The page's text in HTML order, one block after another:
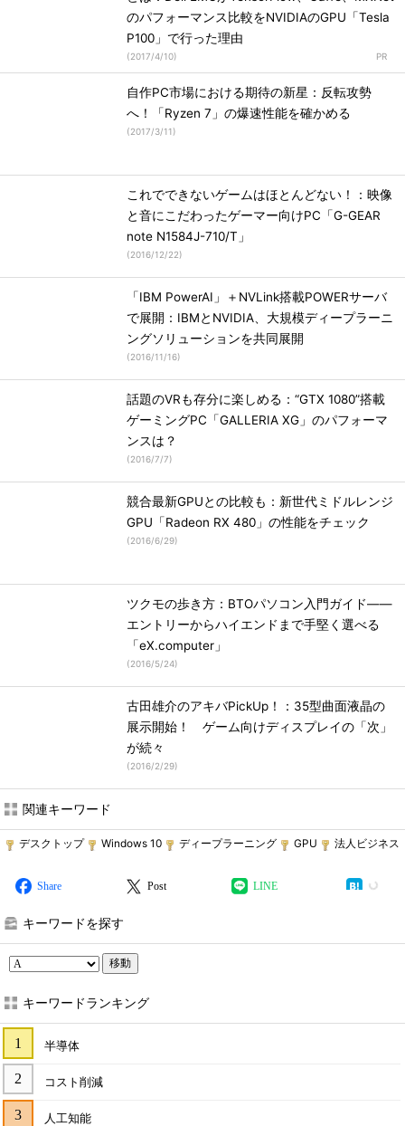
のパフォーマンス比較をNVIDIAのGPU「Tesla
P100」で行った理由
(2017/4/10)
自作PC市場における期待の新星：反転攻勢
へ！「Ryzen 7」の爆速性能を確かめる
(2017/3/11)
これでできないゲームはほとんどない！：映像
と音にこだわったゲーマー向けPC「G-GEAR
note N1584J-710/T」
(2016/12/22)
「IBM PowerAI」＋NVLink搭載POWERサーバ
で展開：IBMとNVIDIA、大規模ディープラーニ
ングソリューションを共同展開
(2016/11/16)
話題のVRも存分に楽しめる：“GTX 1080”搭載
ゲーミングPC「GALLERIA XG」のパフォーマ
ンスは？
(2016/7/7)
競合最新GPUとの比較も：新世代ミドルレンジ
GPU「Radeon RX 480」の性能をチェック
(2016/6/29)
ツクモの歩き方：BTOパソコン入門ガイド――
エントリーからハイエンドまで手堅く選べる
「eX.computer」
(2016/5/24)
古田雄介のアキバPickUp！：35型曲面液晶の
展示開始！ ゲーム向けディスプレイの「次」
が続々
(2016/2/29)
関連キーワード
デスクトップ Windows 10 ディープラーニング GPU 法人ビジネス
Share Post LINE
キーワードを探す
移動
キーワードランキング
半導体
コスト削減
人工知能